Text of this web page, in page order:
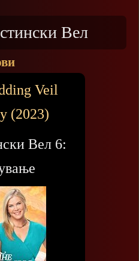
Вел
Veil
(2023)
Вел 6: